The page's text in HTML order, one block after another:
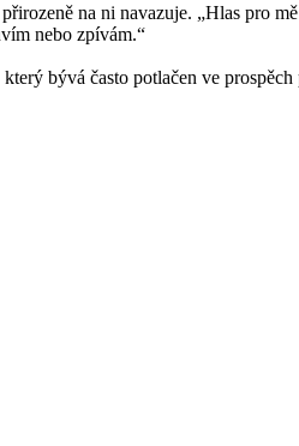
na ni navazuje. „Hlas pro
nebo zpívám.“
bývá často potlačen ve